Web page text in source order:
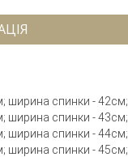
ширина спинки - 42см;
ширина спинки - 43см;
ширина спинки - 44см;
ширина спинки - 45см;